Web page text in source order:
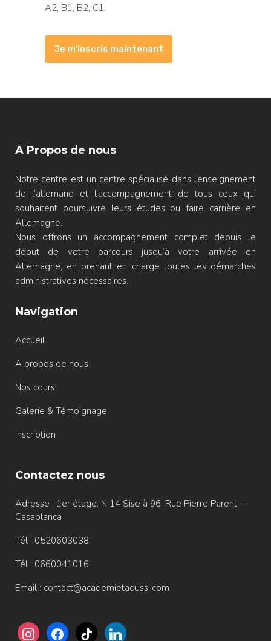
A2, B1, B2, C1.
Je m'inscris maintenant
A Propos de nous
Notre centre est un centre spécialisé dans l’enseignement
de l’allemand et l’accompagnement de tous ceux qui
souhaitent poursuivre leurs études ou faire carrière en
Allemagne.
Nous offrons un accompagnement complet depuis le
début de votre parcours jusqu’à votre arrivée en
Allemagne, en prenant en charge toutes les démarches
administratives nécessaires.
Navigation
Accueil
A propos de nous
Nos cours
Galerie & Témoignage
Inscription
Contactez nous
Adresse : 1er étage, N 14 Sise à 96, Rue Pierre Parent –
Casablanca
Tél : 0520603038
Tél : 0660041016
Email : contact@academietaoussi.com
instagramfacebooktiktok linkedin